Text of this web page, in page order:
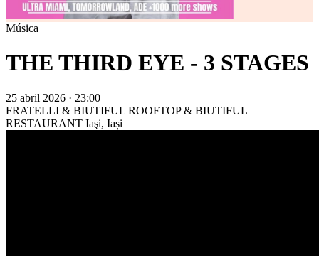
Música
THE THIRD EYE - 3 STAGES
25 abril 2026 · 23:00
FRATELLI & BIUTIFUL ROOFTOP & BIUTIFUL
RESTAURANT Iaşi, Iași